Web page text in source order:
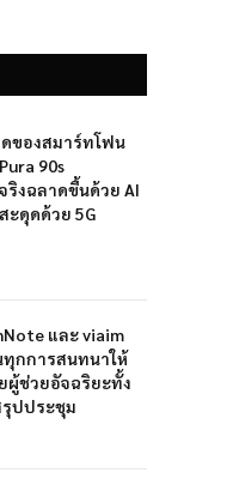
ของสมาร์ทโฟน
90s
ริงฉลาดขึ้นด้วย AI
ะดุดด้วย 5G
และ viaim
กการสนทนาให้
ผู้ช่วยอัจฉริยะทั้ง
ปประชุม